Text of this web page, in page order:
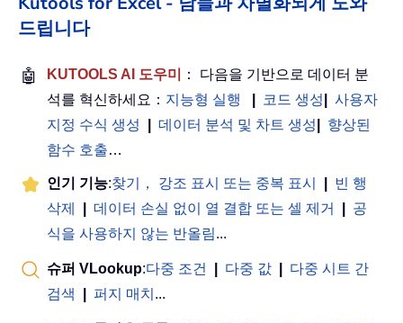
드립니다
🤖 KUTOOLS AI 도우미
： 다음을 기반으로 데이터 분
석를 혁신하세요： 지능형 실행 코드 생성
사용자
지정 수식 생성
데이터 분석 및 차트 생성
향상된
함수 호출…
인기 기능:찾기， 강조 표시 또는 중복 표시
빈 행
삭제
데이터 손실 없이 열 결합 또는 셀 제거
공
식을 사용하지 않는 반올림...
슈퍼 VLookup:다중 조건 다중 값
다중 시트 간
검색
퍼지 매치 ...